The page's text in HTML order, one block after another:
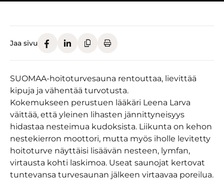
Jaa sivu
SUOMAA-hoitoturvesauna rentouttaa, lievittää
kipuja ja vähentää turvotusta.
Kokemukseen perustuen lääkäri Leena Larva
väittää, että yleinen lihasten jännittyneisyys
hidastaa nesteimua kudoksista. Liikunta on kehon
nestekierron moottori, mutta myös iholle levitetty
hoitoturve näyttäisi lisäävän nesteen, lymfan,
virtausta kohti laskimoa. Useat saunojat kertovat
tuntevansa turvesaunan jälkeen virtaavaa poreilua.